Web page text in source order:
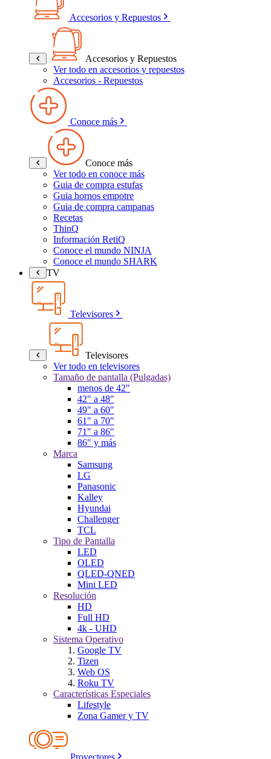
Accesorios y Repuestos
Accesorios y Repuestos
Ver todo en accesorios y repuestos
Accesorios - Repuestos
Conoce más
Conoce más
Ver todo en conoce más
Guia de compra estufas
Guia hornos empotre
Guia de compra campanas
Recetas
ThinQ
Información RetiQ
Conoce el mundo NINJA
Conoce el mundo SHARK
TV
Televisores
Televisores
Ver todo en televisores
Tamaño de pantalla (Pulgadas)
menos de 42"
42" a 48"
49" a 60"
61" a 70"
71" a 86"
86" y más
Marca
Samsung
LG
Panasonic
Kalley
Hyundai
Challenger
TCL
Tipo de Pantalla
LED
OLED
QLED-QNED
Mini LED
Resolución
HD
Full HD
4k - UHD
Sistema Operativo
Google TV
Tizen
Web OS
Roku TV
Características Especiales
Lifestyle
Zona Gamer y TV
Proyectores